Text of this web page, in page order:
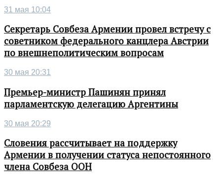
31 мая 10:04
Секретарь Совбеза Армении провел встречу с
советником федерального канцлера Австрии
по внешнеполитическим вопросам
30 мая 20:31
Премьер-министр Пашинян принял
парламентскую делегацию Аргентины
30 мая 20:29
Словения рассчитывает на поддержку
Армении в получении статуса непостоянного
члена Совбеза ООН